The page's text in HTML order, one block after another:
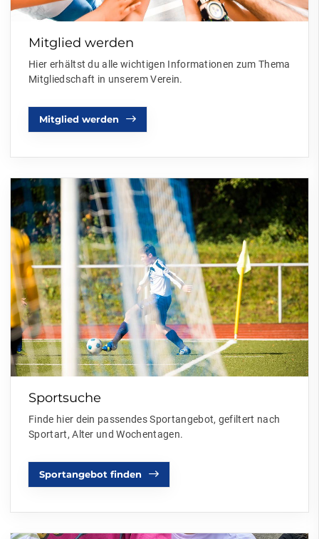
Mitglied werden
Hier erhältst du alle wichtigen Informationen zum Thema
Mitgliedschaft in unserem Verein.
Mitglied werden
Sportsuche
Finde hier dein passendes Sportangebot, gefiltert nach
Sportart, Alter und Wochentagen.
Sportangebot finden